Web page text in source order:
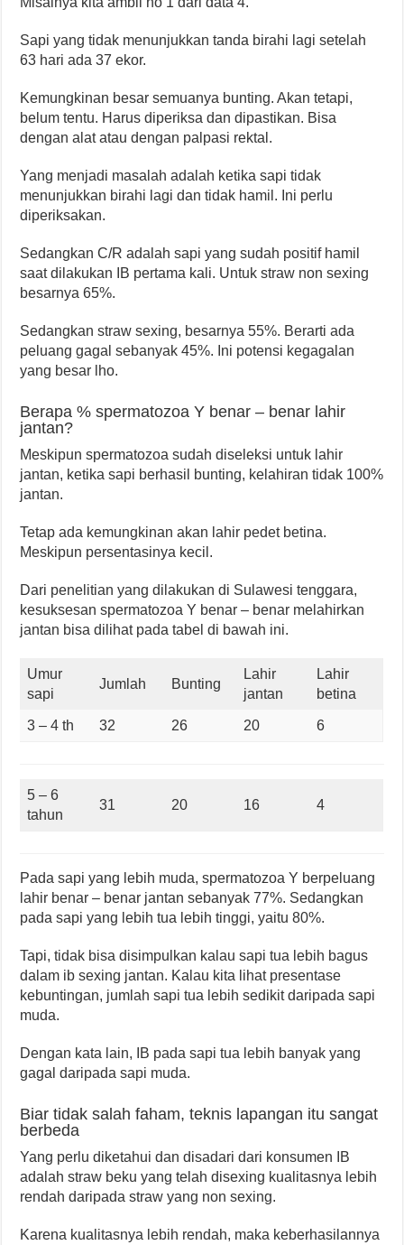
Sapi yang tidak menunjukkan tanda birahi lagi setelah
63 hari ada 37 ekor.
Kemungkinan besar semuanya bunting. Akan tetapi,
belum tentu. Harus diperiksa dan dipastikan. Bisa
dengan alat atau dengan palpasi rektal.
Yang menjadi masalah adalah ketika sapi tidak
menunjukkan birahi lagi dan tidak hamil. Ini perlu
diperiksakan.
Sedangkan C/R adalah sapi yang sudah positif hamil
saat dilakukan IB pertama kali. Untuk straw non sexing
besarnya 65%.
Sedangkan straw sexing, besarnya 55%. Berarti ada
peluang gagal sebanyak 45%. Ini potensi kegagalan
yang besar lho.
Berapa % spermatozoa Y benar – benar lahir
jantan?
Meskipun spermatozoa sudah diseleksi untuk lahir
jantan, ketika sapi berhasil bunting, kelahiran tidak 100%
jantan.
Tetap ada kemungkinan akan lahir pedet betina.
Meskipun persentasinya kecil.
Dari penelitian yang dilakukan di Sulawesi tenggara,
kesuksesan spermatozoa Y benar – benar melahirkan
jantan bisa dilihat pada tabel di bawah ini.
Umur
sapi
Jumlah Bunting
Lahir
jantan
Lahir
betina
3 – 4 th 32 26 20 6
5 – 6
tahun
31 20 16 4
Pada sapi yang lebih muda, spermatozoa Y berpeluang
lahir benar – benar jantan sebanyak 77%. Sedangkan
pada sapi yang lebih tua lebih tinggi, yaitu 80%.
Tapi, tidak bisa disimpulkan kalau sapi tua lebih bagus
dalam ib sexing jantan. Kalau kita lihat presentase
kebuntingan, jumlah sapi tua lebih sedikit daripada sapi
muda.
Dengan kata lain, IB pada sapi tua lebih banyak yang
gagal daripada sapi muda.
Biar tidak salah faham, teknis lapangan itu sangat
berbeda
Yang perlu diketahui dan disadari dari konsumen IB
adalah straw beku yang telah disexing kualitasnya lebih
rendah daripada straw yang non sexing.
Karena kualitasnya lebih rendah, maka keberhasilannya